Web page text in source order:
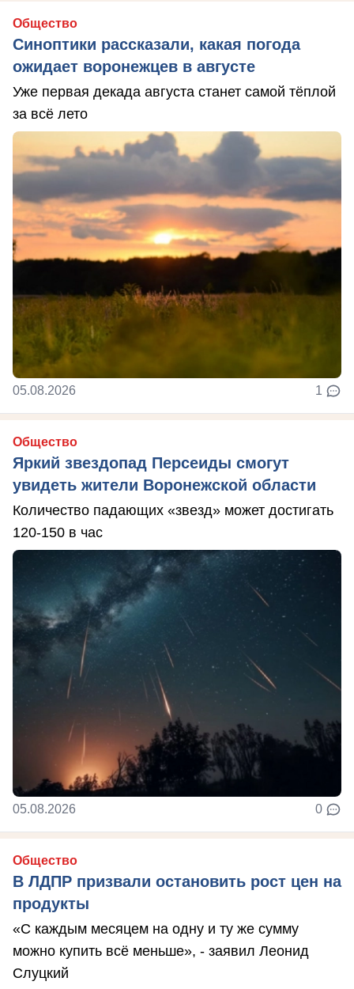
Общество
Синоптики рассказали, какая погода
ожидает воронежцев в августе
Уже первая декада августа станет самой тёплой
за всё лето
05.08.2026 1
Общество
Яркий звездопад Персеиды смогут
увидеть жители Воронежской области
Количество падающих «звезд» может достигать
120-150 в час
05.08.2026 0
Общество
В ЛДПР призвали остановить рост цен на
продукты
«С каждым месяцем на одну и ту же сумму
можно купить всё меньше», - заявил Леонид
Слуцкий